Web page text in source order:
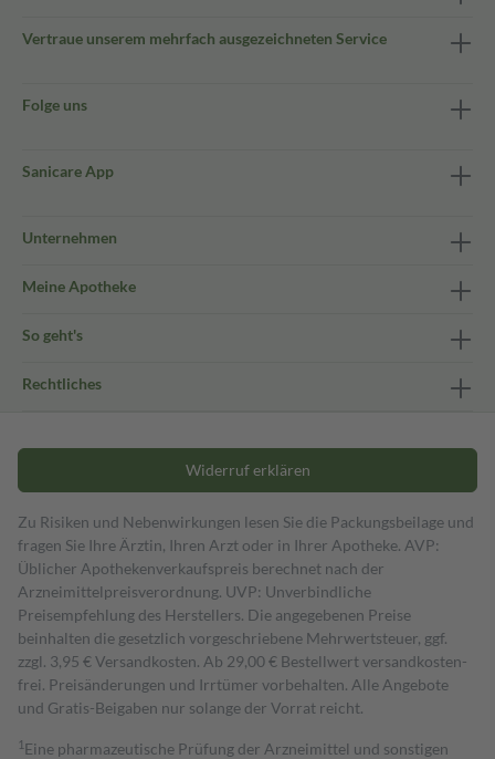
Vertraue unserem mehrfach ausgezeichneten Service
Folge uns
Sanicare App
Unternehmen
Meine Apotheke
So geht's
Rechtliches
Widerruf erklären
Zu Risiken und Nebenwirkungen lesen Sie die Packungsbeilage und
fragen Sie Ihre Ärztin, Ihren Arzt oder in Ihrer Apotheke. AVP:
Üblicher Apothekenverkaufspreis berechnet nach der
Arzneimittelpreisverordnung. UVP: Unverbindliche
Preisempfehlung des Herstellers. Die angegebenen Preise
beinhalten die gesetzlich vorgeschriebene Mehrwertsteuer, ggf.
zzgl. 3,95 € Versandkosten. Ab 29,00 € Bestell­wert versand­kosten­
frei. Preisänderungen und Irrtümer vorbehalten. Alle Angebote
und Gratis-Beigaben nur solange der Vorrat reicht.
1 Eine pharmazeutische Prüfung der Arzneimittel und sonstigen